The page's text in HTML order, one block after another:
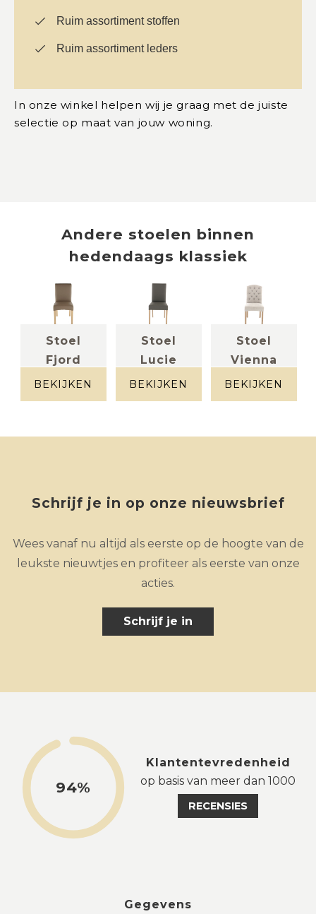
Ruim assortiment stoffen
Ruim assortiment leders
In onze winkel helpen wij je graag met de juiste
selectie op maat van jouw woning.
Andere stoelen binnen
hedendaags klassiek
Stoel
Fjord
taupe
BEKIJKEN
Stoel
Lucie
BEKIJKEN
Stoel
Vienna
beigegrijs
BEKIJKEN
Schrijf je in op onze nieuwsbrief
Wees vanaf nu altijd als eerste op de hoogte van de
leukste nieuwtjes en profiteer als eerste van onze
acties.
Schrijf je in
94%
Klantentevredenheid
op basis van meer dan 1000
RECENSIES
Gegevens